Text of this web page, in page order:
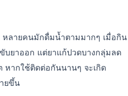
หลายคนมักดื่มน้ำตามมากๆ เมื่อกิน
บยาออก แต่ยาแก้ปวดบางกลุ่มลด
หากใช้ติดต่อกันนานๆ จะเกิด
ยขึ้น